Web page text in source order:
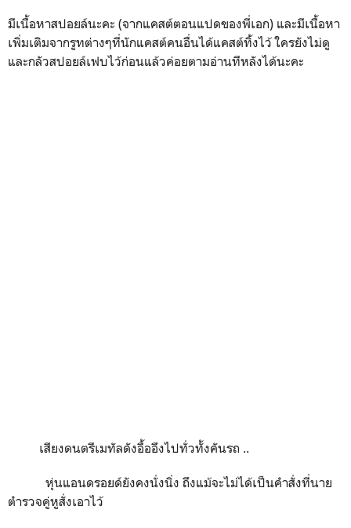
มีเนื้อหาสปอยล์นะคะ (จากแคสต์ตอนแปดของพี่เอก) และมีเนื้อหา
เพิ่มเติมจากรูทต่างๆที่นักแคสต์คนอื่นได้แคสต์ทิ้งไว้ ใครยังไม่ดู
และกลัวสปอยล์เฟบไว้ก่อนแล้วค่อยตามอ่านทีหลังได้นะคะ
เสียงดนตรีเมทัลดังอื้ออึงไปทั่วทั้งคันรถ ..
หุ่นแอนดรอยด์ยังคงนั่งนิ่ง ถึงแม้จะไม่ได้เป็นคำสั่งที่นาย
ตำรวจคู่หูสั่งเอาไว้